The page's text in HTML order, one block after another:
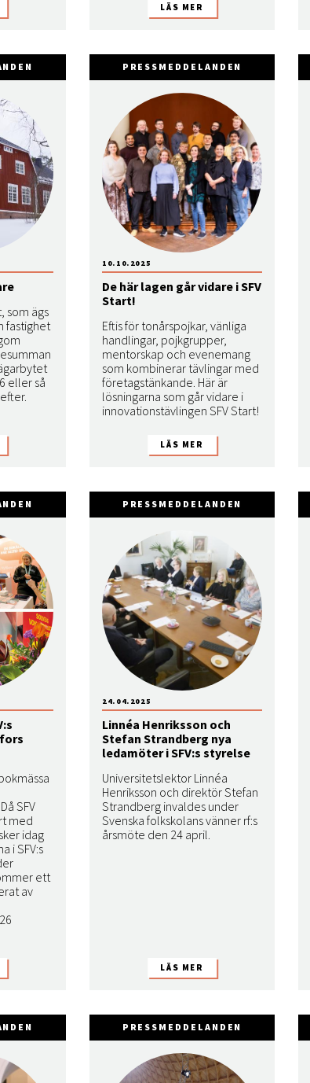
som ägs
fastighet
eller så
PRESSMEDDELANDEN
De här lagen går vidare i SFV
Start!
Eftis för tonårspojkar, vänliga
handlingar, pojkgrupper,
mentorskap och evenemang
som kombinerar tävlingar med
företagstänkande. Här är
lösningarna som går vidare i
innovationstävlingen SFV Start!
10.10.2025
SFV
med
idag
i SFV:s
ett
av
PRESSMEDDELANDEN
Linnéa Henriksson och
Stefan Strandberg nya
ledamöter i SFV:s styrelse
Universitetslektor Linnéa
Henriksson och direktör Stefan
Strandberg invaldes under
Svenska folkskolans vänner rf:s
årsmöte den 24 april.
24.04.2025
PRESSMEDDELANDEN